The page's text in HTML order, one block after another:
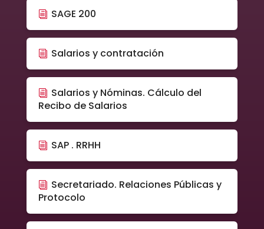
SAGE 200
Salarios y contratación
Salarios y Nóminas. Cálculo del
Recibo de Salarios
SAP . RRHH
Secretariado. Relaciones Públicas y
Protocolo